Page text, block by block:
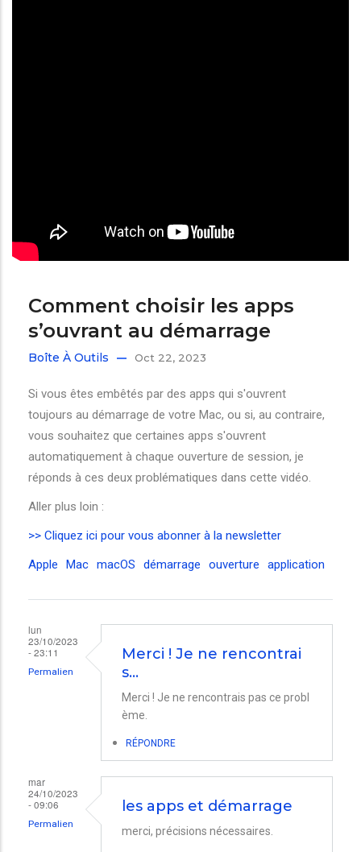
Comment choisir les apps
s’ouvrant au démarrage
Boîte À Outils Oct 22, 2023
Si vous êtes embêtés par des apps qui s'ouvrent
toujours au démarrage de votre Mac, ou si, au contraire,
vous souhaitez que certaines apps s'ouvrent
automatiquement à chaque ouverture de session, je
réponds à ces deux problématiques dans cette vidéo.
Aller plus loin :
>> Cliquez ici pour vous abonner à la newsletter
Apple
Mac macOS démarrage ouverture application
lun
23/10/2023
- 23:11
Permalien
Merci ! Je ne rencontrai
s…
Merci ! Je ne rencontrais pas ce probl
ème.
RÉPONDRE
mar
24/10/2023
- 09:06
Permalien
les apps et démarrage
merci, précisions nécessaires.